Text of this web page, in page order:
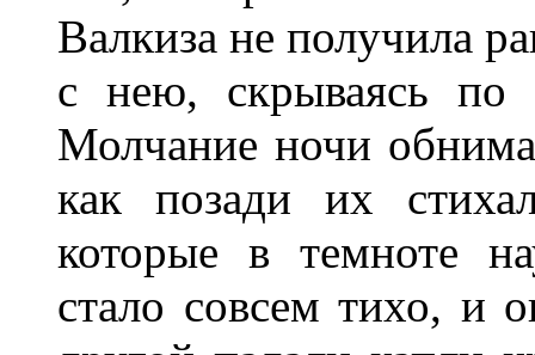
Валкиза не получила
с нею, скрываясь по
Молчание ночи
как позади их
которые в темноте
стало совсем тихо, и